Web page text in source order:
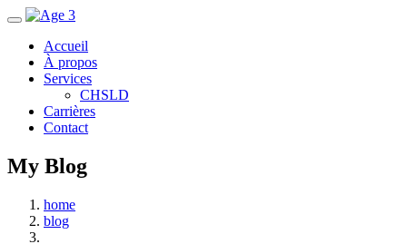
Accueil
À propos
Services
CHSLD
Carrières
Contact
My Blog
home
blog